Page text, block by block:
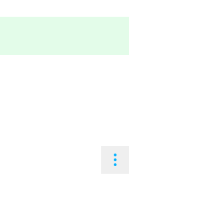
Controles de